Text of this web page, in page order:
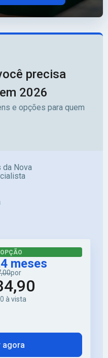
precisa
2026
e opções para quem
Nova
meses
por
à vista
agora